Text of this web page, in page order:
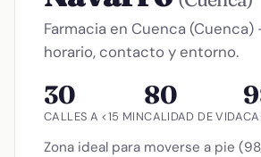
Farmacia en Cuenca
horario, contacto y entorno.
30
CALLES A <15 MIN
80
CALIDAD DE VIDA
Zona ideal para moverse a pie